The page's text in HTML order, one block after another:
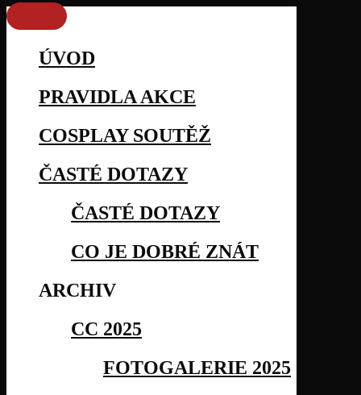
ÚVOD
PRAVIDLA AKCE
COSPLAY SOUTĚŽ
ČASTÉ DOTAZY
ČASTÉ DOTAZY
CO JE DOBRÉ ZNÁT
ARCHIV
CC 2025
FOTOGALERIE 2025